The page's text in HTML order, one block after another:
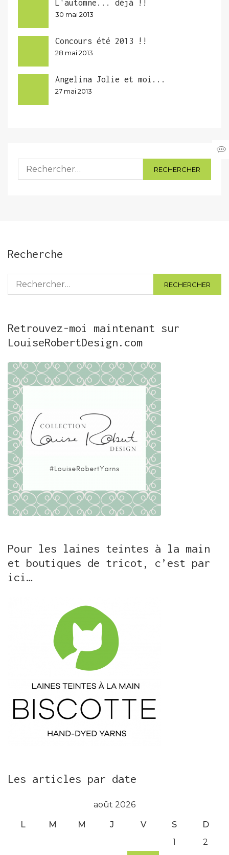
L'automne... déjà !!
30 mai 2013
Concours été 2013 !!
28 mai 2013
Angelina Jolie et moi...
27 mai 2013
Rechercher :
Recherche
Rechercher :
Retrouvez-moi maintenant sur
LouiseRobertDesign.com
Pour les laines teintes à la main
et boutiques de tricot, c’est par
ici…
Les articles par date
août 2026
L M M J V S
D
1
2